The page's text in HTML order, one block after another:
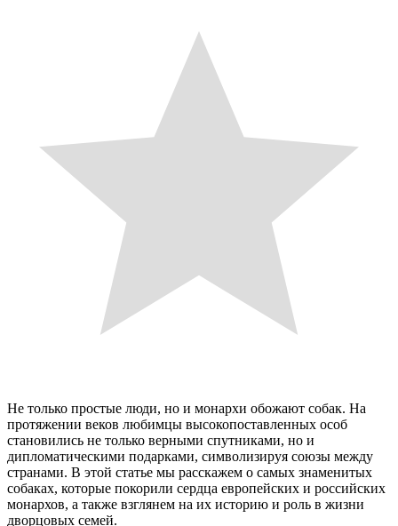
Не только простые люди, но и монархи обожают собак. На
протяжении веков любимцы высокопоставленных особ
становились не только верными спутниками, но и
дипломатическими подарками, символизируя союзы между
странами. В этой статье мы расскажем о самых знаменитых
собаках, которые покорили сердца европейских и российских
монархов, а также взглянем на их историю и роль в жизни
дворцовых семей.